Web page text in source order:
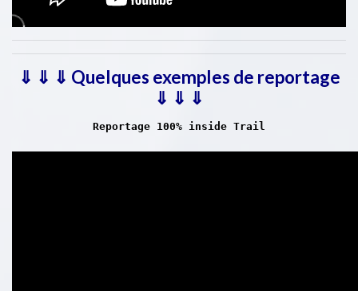
⇓ ⇓ ⇓ Quelques exemples de reportage
⇓ ⇓ ⇓
Reportage 100% inside Trail